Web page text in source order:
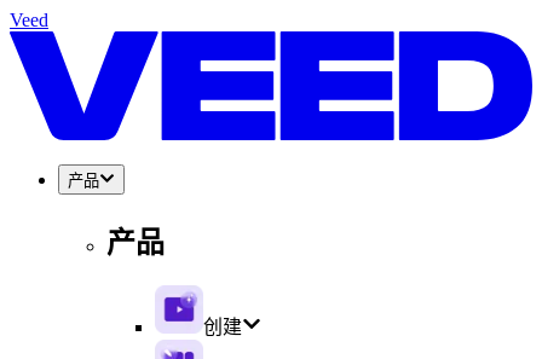
Veed
产品
产品
创建